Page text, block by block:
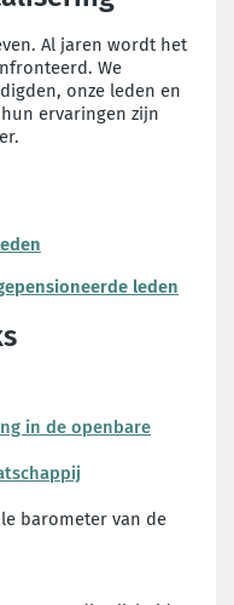
Al jaren wordt het
We
onze leden en
ervaringen zijn
leden
in de openbare
barometer van de